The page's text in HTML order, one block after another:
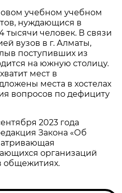
учебном учебном
нуждающися в
тысячи человек. В связи
вузов в г. Алматы,
поступивших из
на южную столицу.
мест в
места в хостелах
вопросов по дефициту
2023 года
Закона «Об
организаций
общежитиях.